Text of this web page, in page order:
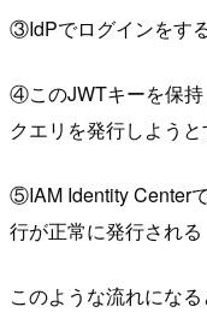
③IdPでログインをす
④このJWTキーを保持
クエリを発行しようと
⑤IAM Identity Center
行が正常に発行される
このような流れになる